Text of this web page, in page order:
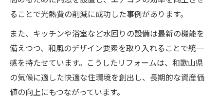
ることで光熱費の削減に成功した事例があります。
また、キッチンや浴室など水回りの設備は最新の機能を
備えつつ、和風のデザイン要素を取り入れることで統一
感を持たせています。こうしたリフォームは、和歌山県
の気候に適した快適な住環境を創出し、長期的な資産価
値の向上にもつながっています。